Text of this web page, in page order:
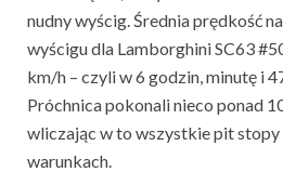
nudny wyścig. Średnia prędkość
wyścigu dla Lamborghini SC63
km/h – czyli w 6 godzin, minutę i
Próchnica pokonali nieco ponad
wliczając w to wszystkie pit stopy
warunkach.